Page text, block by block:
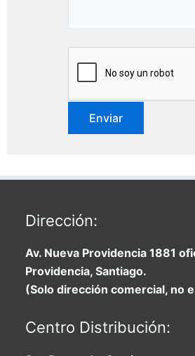
Dirección:
Av. Nueva Providencia 1881
Providencia, Santiago.
(Solo dirección comercial, no
Centro Distribución: